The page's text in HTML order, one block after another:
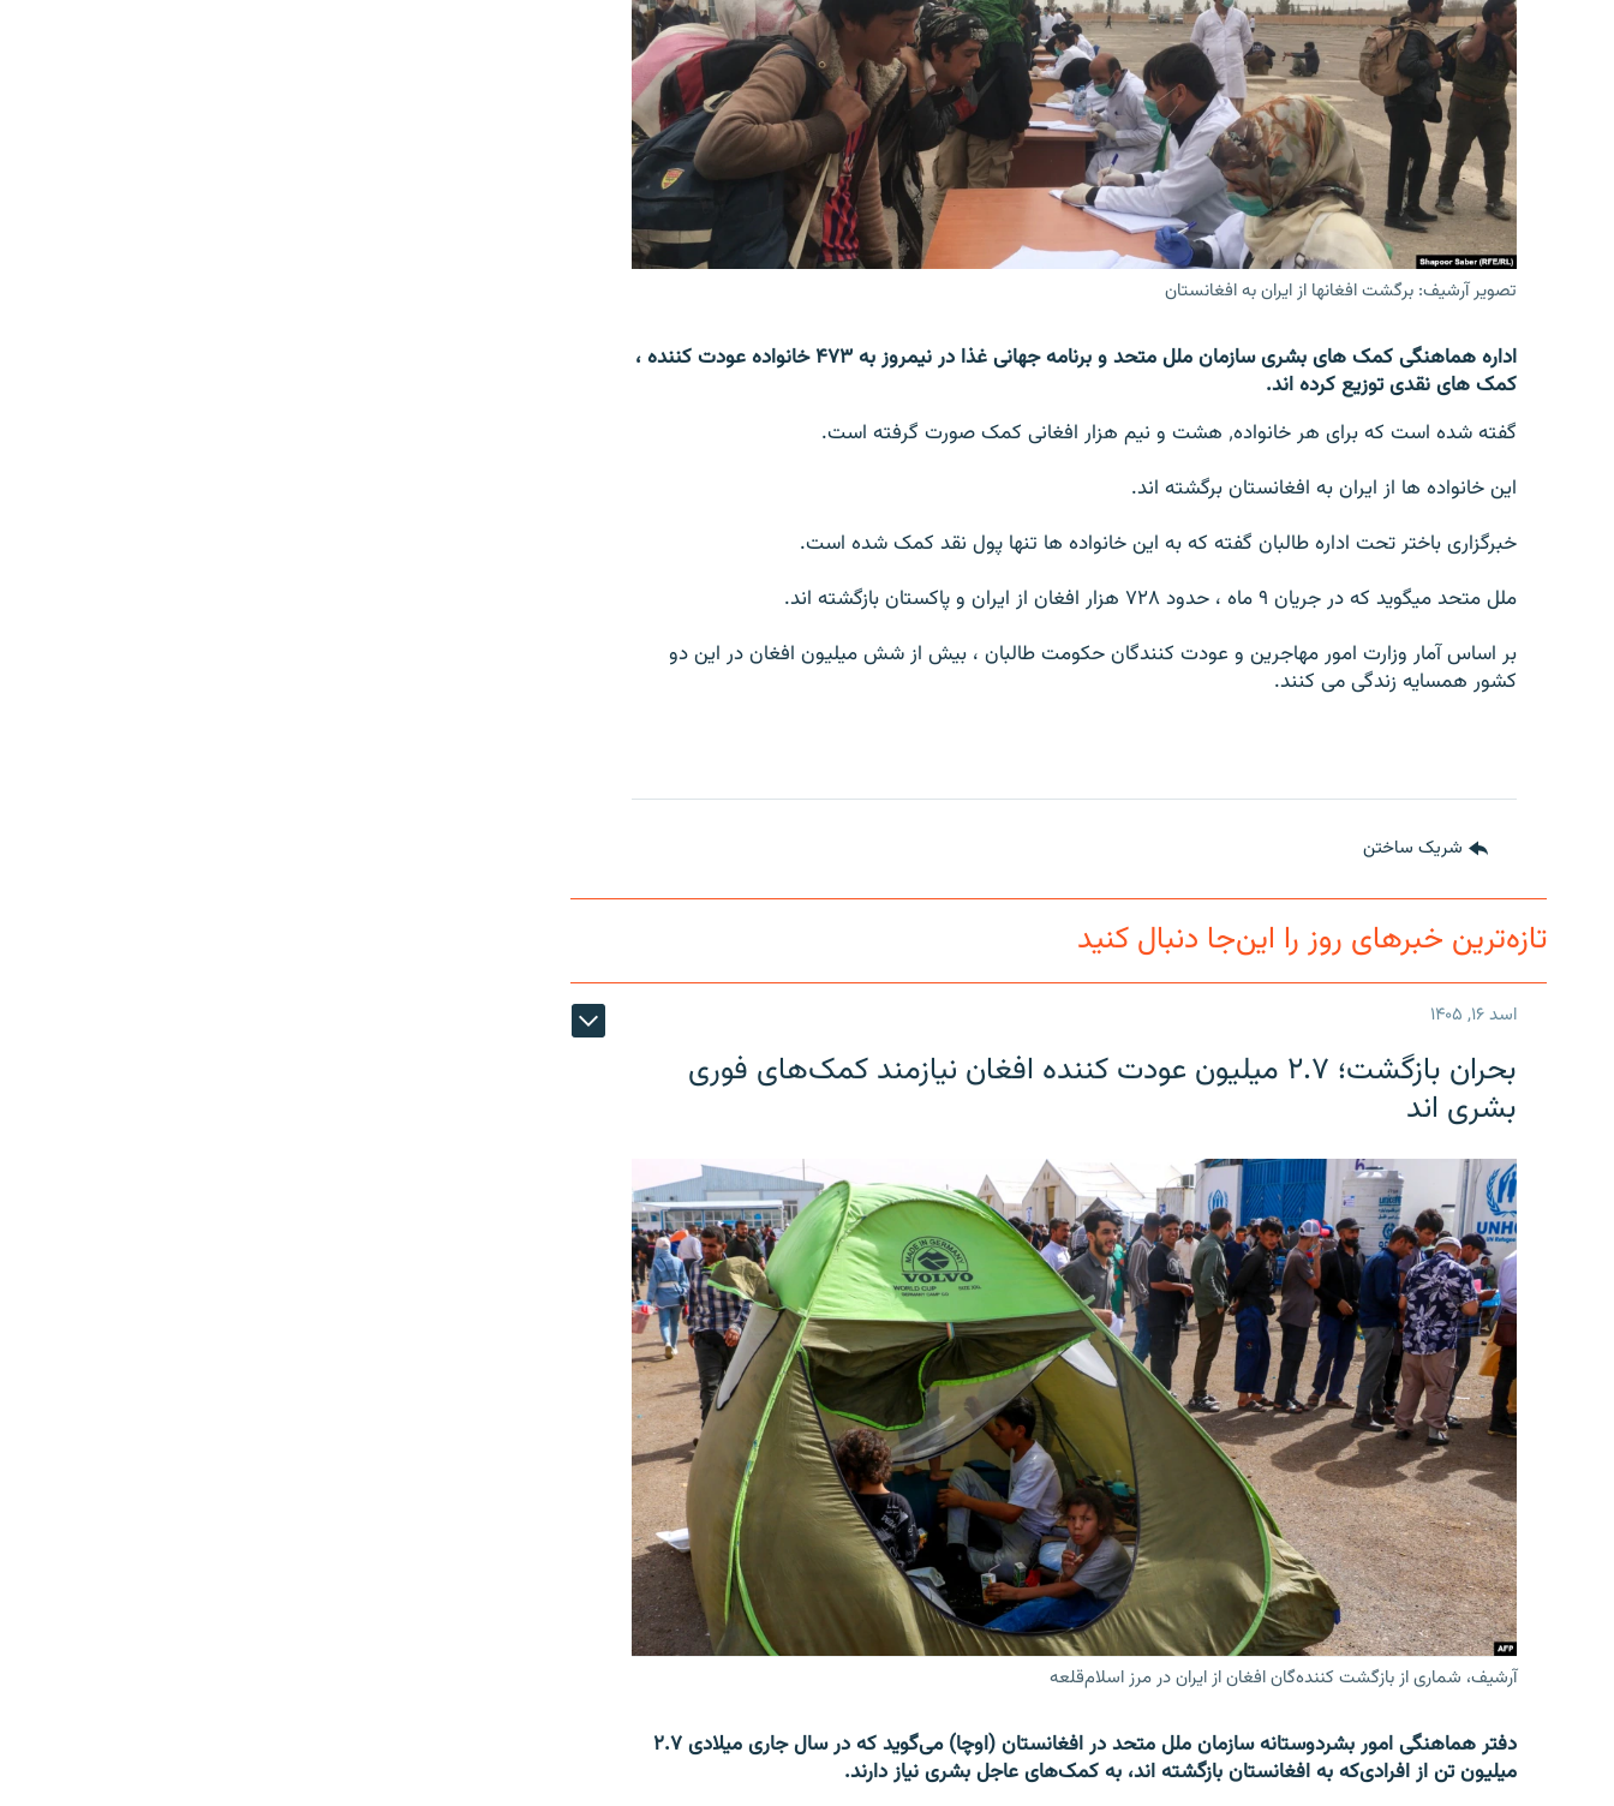
تصویر آرشیف: برگشت افغانها از ایران به افغانستان
اداره هماهنگی کمک های بشری سازمان ملل متحد و برنامه جهانی غذا در نیمروز به ۴۷۳ خانواده عودت کننده ،
کمک های نقدی توزیع کرده اند.
گفته شده است که برای هر خانواده٬ هشت و نیم هزار افغانی کمک صورت گرفته است.
این خانواده ها از ایران به افغانستان برگشته اند.
خبرگزاری باختر تحت اداره طالبان گفته که به این خانواده ها تنها پول نقد کمک شده است.
ملل متحد میگوید که در جریان ۹ ماه ، حدود ۷۲۸ هزار افغان از ایران و پاکستان بازگشته اند.
بر اساس آمار وزارت امور مهاجرین و عودت کنندگان حکومت طالبان ، بیش از شش میلیون افغان در این دو
کشور همسایه زندگی می کنند.
شریک ساختن
تازه‌ترین خبرهای روز را این‌جا دنبال کنید
اسد ۱۶, ۱۴۰۵
بحران بازگشت؛ ۲.۷ میلیون عودت کننده افغان نیازمند کمک‌های فوری
بشری اند
آرشیف، شماری از بازگشت کننده‌گان افغان از ایران در مرز اسلام‌قلعه
دفتر هماهنگی امور بشردوستانه سازمان ملل متحد در افغانستان (اوچا) می‌گوید که در سال جاری میلادی ۲.۷
میلیون تن از افرادی‌که به افغانستان بازگشته اند، به کمک‌های عاجل بشری نیاز دارند.